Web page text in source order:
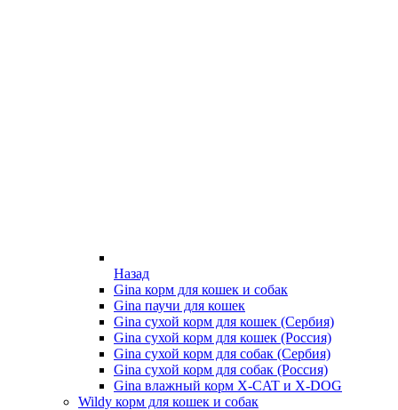
Назад
Gina корм для кошек и собак
Gina паучи для кошек
Gina сухой корм для кошек (Сербия)
Gina сухой корм для кошек (Россия)
Gina сухой корм для собак (Сербия)
Gina сухой корм для собак (Россия)
Gina влажный корм X-CAT и X-DOG
Wildy корм для кошек и собак